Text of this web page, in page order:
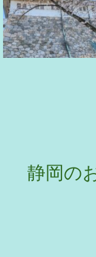
静岡の